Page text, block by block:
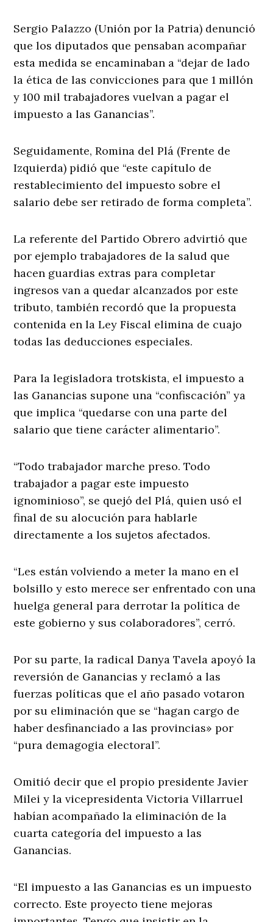
Sergio Palazzo (Unión por la Patria) denunció
que los diputados que pensaban acompañar
esta medida se encaminaban a “dejar de lado
la ética de las convicciones para que 1 millón
y 100 mil trabajadores vuelvan a pagar el
impuesto a las Ganancias”.
Seguidamente, Romina del Plá (Frente de
Izquierda) pidió que “este capítulo de
restablecimiento del impuesto sobre el
salario debe ser retirado de forma completa”.
La referente del Partido Obrero advirtió que
por ejemplo trabajadores de la salud que
hacen guardias extras para completar
ingresos van a quedar alcanzados por este
tributo, también recordó que la propuesta
contenida en la Ley Fiscal elimina de cuajo
todas las deducciones especiales.
Para la legisladora trotskista, el impuesto a
las Ganancias supone una “confiscación” ya
que implica “quedarse con una parte del
salario que tiene carácter alimentario”.
“Todo trabajador marche preso. Todo
trabajador a pagar este impuesto
ignominioso”, se quejó del Plá, quien usó el
final de su alocución para hablarle
directamente a los sujetos afectados.
“Les están volviendo a meter la mano en el
bolsillo y esto merece ser enfrentado con una
huelga general para derrotar la política de
este gobierno y sus colaboradores”, cerró.
Por su parte, la radical Danya Tavela apoyó la
reversión de Ganancias y reclamó a las
fuerzas políticas que el año pasado votaron
por su eliminación que se “hagan cargo de
haber desfinanciado a las provincias» por
“pura demagogia electoral”.
Omitió decir que el propio presidente Javier
Milei y la vicepresidenta Victoria Villarruel
habían acompañado la eliminación de la
cuarta categoría del impuesto a las
Ganancias.
“El impuesto a las Ganancias es un impuesto
correcto. Este proyecto tiene mejoras